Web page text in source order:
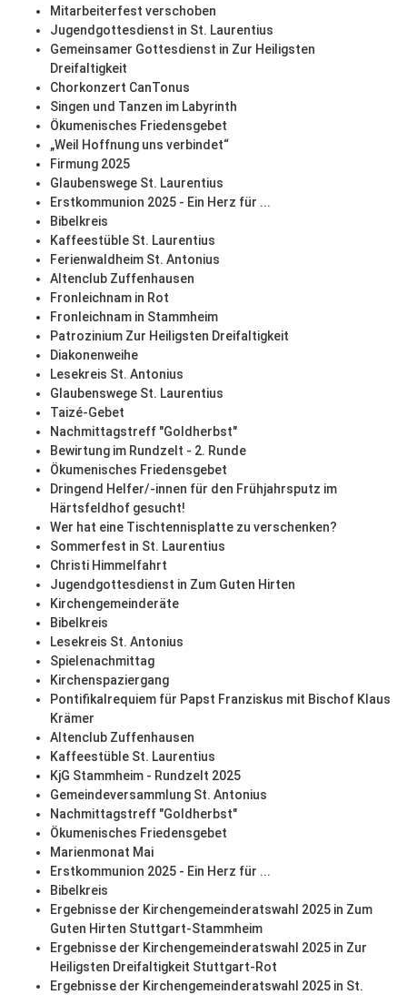
Mitarbeiterfest verschoben
Jugendgottesdienst in St. Laurentius
Gemeinsamer Gottesdienst in Zur Heiligsten
Dreifaltigkeit
Chorkonzert CanTonus
Singen und Tanzen im Labyrinth
Ökumenisches Friedensgebet
„Weil Hoffnung uns verbindet“
Firmung 2025
Glaubenswege St. Laurentius
Erstkommunion 2025 - Ein Herz für ...
Bibelkreis
Kaffeestüble St. Laurentius
Ferienwaldheim St. Antonius
Altenclub Zuffenhausen
Fronleichnam in Rot
Fronleichnam in Stammheim
Patrozinium Zur Heiligsten Dreifaltigkeit
Diakonenweihe
Lesekreis St. Antonius
Glaubenswege St. Laurentius
Taizé-Gebet
Nachmittagstreff "Goldherbst"
Bewirtung im Rundzelt - 2. Runde
Ökumenisches Friedensgebet
Dringend Helfer/-innen für den Frühjahrsputz im
Härtsfeldhof gesucht!
Wer hat eine Tischtennisplatte zu verschenken?
Sommerfest in St. Laurentius
Christi Himmelfahrt
Jugendgottesdienst in Zum Guten Hirten
Kirchengemeinderäte
Bibelkreis
Lesekreis St. Antonius
Spielenachmittag
Kirchenspaziergang
Pontifikalrequiem für Papst Franziskus mit Bischof Klaus
Krämer
Altenclub Zuffenhausen
Kaffeestüble St. Laurentius
KjG Stammheim - Rundzelt 2025
Gemeindeversammlung St. Antonius
Nachmittagstreff "Goldherbst"
Ökumenisches Friedensgebet
Marienmonat Mai
Erstkommunion 2025 - Ein Herz für ...
Bibelkreis
Ergebnisse der Kirchengemeinderatswahl 2025 in Zum
Guten Hirten Stuttgart-Stammheim
Ergebnisse der Kirchengemeinderatswahl 2025 in Zur
Heiligsten Dreifaltigkeit Stuttgart-Rot
Ergebnisse der Kirchengemeinderatswahl 2025 in St.